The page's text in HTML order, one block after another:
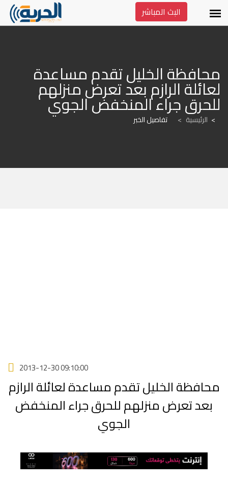
البث المباشر
لعائلة الرازم بعد تعرض منزلهم
للحرق جراء المنخفض الجوي
الرئيسية > تفاصيل الخبر
2013-12-30 09:10:00
محافظة الخليل تقدم مساعدة لعائلة الرازم
بعد تعرض منزلهم للحرق جراء المنخفض
الجوي